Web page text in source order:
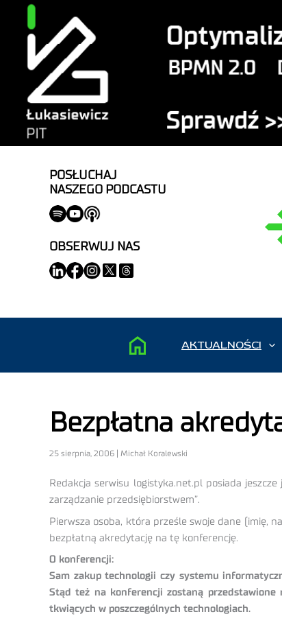
POSŁUCHAJ
NASZEGO PODCASTU
OBSERWUJ NAS
AKTUALNOŚCI
Bezpłatna
25 sierpnia, 2006 | Michał Koralewski
Redakcja serwisu logistyka.net.pl posiada jeszcze
zarządzanie przedsiębiorstwem”.
Pierwsza osoba, która prześle swoje dane (imię,
bezpłatną akredytację na tę konferencję.
O konferencji:
Sam zakup technologii czy systemu
Stąd też na konferencji zostaną przedstawione
tkwiących w poszczególnych technologiach.